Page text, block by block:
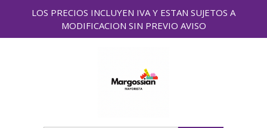
LOS PRECIOS INCLUYEN IVA Y ESTAN SUJETOS A
MODIFICACION SIN PREVIO AVISO